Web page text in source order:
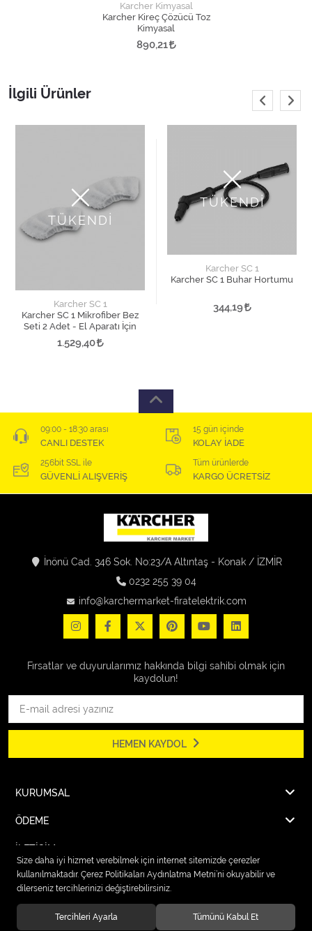
Karcher Kimyasal
Karcher Kireç Çözücü Toz
Kimyasal
890,21
İlgili Ürünler
TÜKENDİ
Karcher SC 1
Karcher SC 1 Mikrofiber Bez
Seti 2 Adet - El Aparatı İçin
1.529,40
TÜKENDİ
Karcher SC 1
Karcher SC 1 Buhar Hortumu
344,19
09:00 - 18:30 arası
CANLI DESTEK
15 gün içinde
KOLAY İADE
256bit SSL ile
GÜVENLİ ALIŞVERİŞ
Tüm ürünlerde
KARGO ÜCRETSİZ
İnönü Cad. 346 Sok. No:23/A Altıntaş - Konak / İZMİR
0232 255 39 04
info@karchermarket-firatelektrik.com
Fırsatlar ve duyurularımız hakkında bilgi sahibi olmak için
kaydolun!
HEMEN KAYDOL
KURUMSAL
ÖDEME
İLETİŞİM
© 2026Karcher Market Fırat Elektrik. Tüm hakları saklıdır.
Size daha iyi hizmet verebilmek için internet sitemizde çerezler
kullanılmaktadır. Çerez Politikaları Aydınlatma Metni’ni okuyabilir ve
dilerseniz tercihlerinizi değiştirebilirsiniz.
Tercihleri Ayarla Tümünü Kabul Et